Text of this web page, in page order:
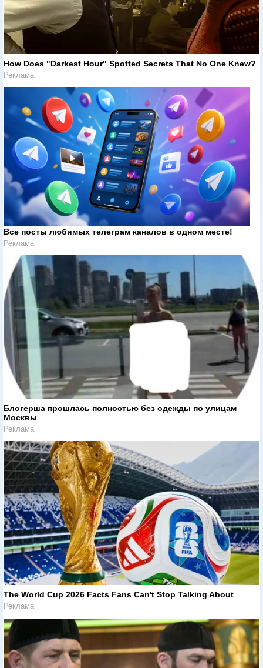
How Does "Darkest Hour" Spotted Secrets That No One Knew?
Реклама
Все посты любимых телеграм каналов в одном месте!
Реклама
Блогерша прошлась полностью без одежды по улицам
Москвы
Реклама
The World Cup 2026 Facts Fans Can't Stop Talking About
Реклама